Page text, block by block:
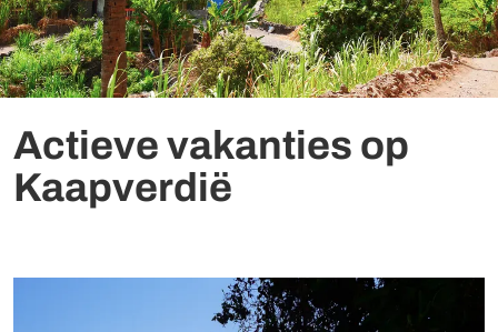
Actieve vakanties op
Kaapverdië